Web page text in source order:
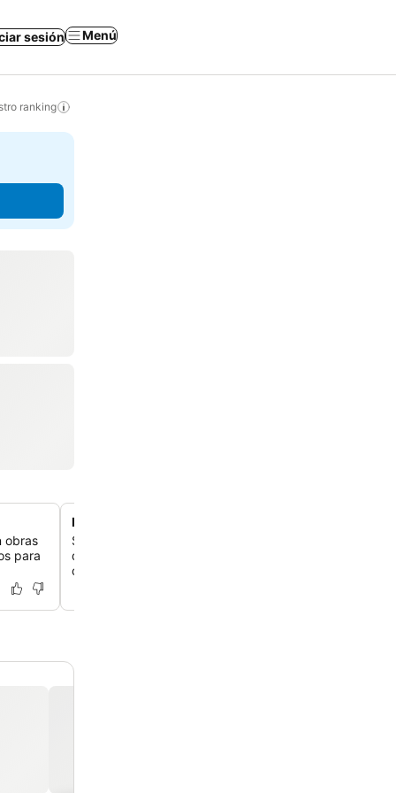
sesión Menú
ranking
obras
para
Experiencia gastronómica excepcional
Saborea comidas deliciosas y recién preparadas,
desayuno muy elogiado con opciones variadas y una
comida tradicional para la cena.